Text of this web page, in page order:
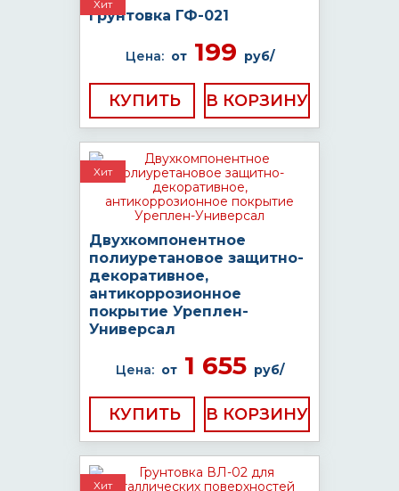
Хит
Грунтовка ГФ-021
Цена: от199 руб/
КУПИТЬ
Хит
Двухкомпонентное
полиуретановое защитно-
декоративное,
антикоррозионное
покрытие Уреплен-
Универсал
Цена: от1 655 руб/
КУПИТЬ
Хит